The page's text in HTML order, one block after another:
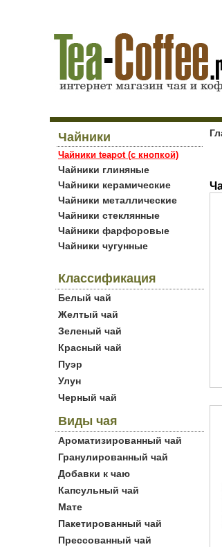
Чайники
Чайники teapot (с кнопкой)
Чайники глиняные
Чайники керамические
Чайники металлические
Чайники стеклянные
Чайники фарфоровые
Чайники чугунные
Классификация
Белый чай
Желтый чай
Зеленый чай
Красный чай
Пуэр
Улун
Черный чай
Виды чая
Ароматизированный чай
Гранулированный чай
Добавки к чаю
Капсульный чай
Мате
Пакетированный чай
Прессованный чай